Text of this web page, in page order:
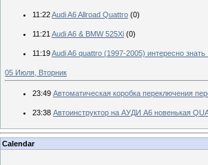
11:22Audi A6 Allroad Quattro (0)
11:21 Audi A6 & BMW 525Xi (0)
11:19Audi A6 quattro (1997-2005) интересно знать
05 Июля, Вторник
23:49 Автоматическая коробка переключения
23:38 Автоинструктор на АУДИ А6 новенькая
Calendar